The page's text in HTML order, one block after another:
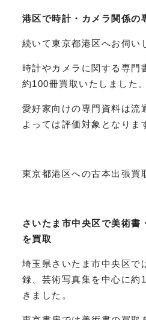
港区で時計・カメラ関係の
続いて東京都港区へお伺い
時計やカメラに関する専門
約100冊買取いたしました。
愛好家向けの専門資料は流
よっては評価対象となりま
東京都港区への古本出張買
さいたま市中央区で美術書
を買取
埼玉県さいたま市中央区で
録、芸術写真集を中心に約
きました。